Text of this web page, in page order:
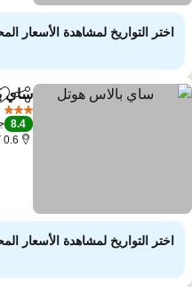
اختر التواريخ لمشاهدة الأسعار
مشاركة
ساي
8.4
0.6 كم إلى أندهيري E
اختر التواريخ لمشاهدة الأسعار